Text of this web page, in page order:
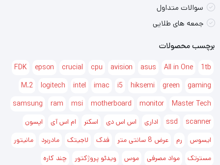
شده که برای کنترل عملکردهای دستگاه و اطلاع از وضعیت آن
بسیار مناسب است. پورت شبکه‌ای که در این دستگاه قرار داده
شده است، می‌تواند برای به اشتراک‌گذاری دستگاه در شبکه‌ی
خانگی مورد استفاده قرار گیرد. قابلیت‌های اسکن و کپی دستگاه
اگرچه در حد دستگاه‌های کپی و اسکن مجزا نیستند، اما کیفیت
خوبی داشته و ارزش دستگاه را دوچندان کرده‌اند.
سوالات متداول
جمعه های طلایی
برچسب محصولات
1tb
All in One
asus
avision
cpu
crucial
epson
FDK
gaming
green
hiksemi
i5
imac
intel
logitech
M.2
Master Tech
monitor
motherboard
msi
ram
samsung
scanner
ssd اداری اس اس دی اسکنر ام اس آی
اپسون
ایسوس
رم عرض 8 سانتی متر فدک لاجیتک مادربرد
مانیتور
مسترتک
مواد مصرفی موس ویدئو پروژکتور
چند کاره